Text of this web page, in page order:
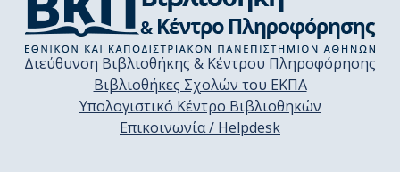
Διεύθυνση Βιβλιοθήκης & Κέντρου Πληροφόρησης
Βιβλιοθήκες Σχολών του ΕΚΠΑ
Υπολογιστικό Κέντρο Βιβλιοθηκών
Επικοινωνία / Helpdesk